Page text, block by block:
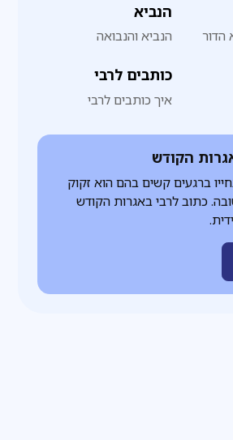
הדור
הנביא
הנביא והנבואה
כותבים לרבי
איך כותבים לרבי
הקודש
ברגעים קשים בהם הוא זקוק
כתוב לרבי באגרות הקודש